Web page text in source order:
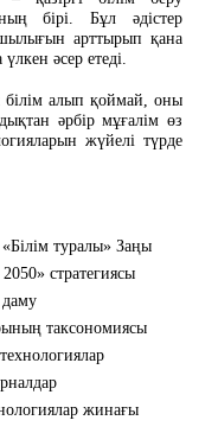
бірі. Бұл әдістер
арттырып қана
әсер етеді.
білім алып қоймай, оны
әрбір мұғалім өз
жүйелі түрде
туралы» Заңы
стратегиясы
таксономиясы
жинағы